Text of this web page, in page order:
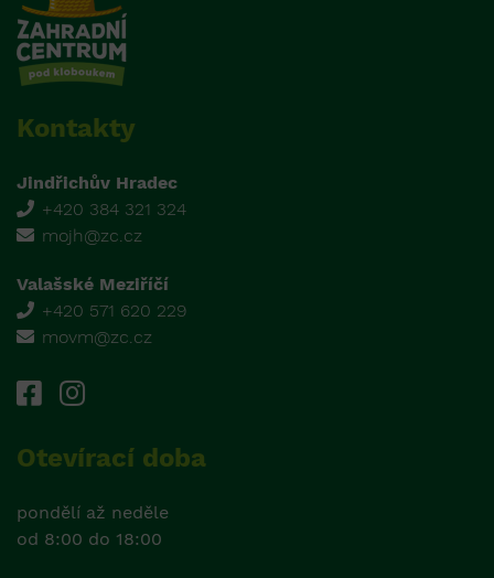
Kontakty
Jindřichův Hradec
+420 384 321 324
mojh@zc.cz
Valašské Meziříčí
+420 571 620 229
movm@zc.cz
Otevírací doba
pondělí až neděle
od 8:00 do 18:00